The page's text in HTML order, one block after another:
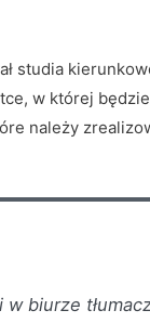
studia
w której
należy
biurze